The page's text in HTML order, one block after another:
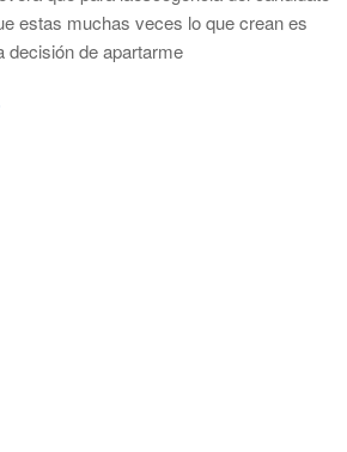
estas muchas veces lo que crean es
decisión de apartarme